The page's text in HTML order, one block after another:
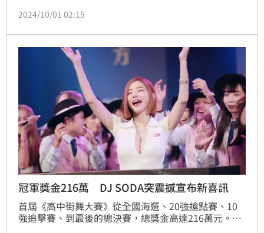
解釋：「在冥冥之中我們的一切都被頻率影響著，我們
振出屬於彼此的情感。」
2024/10/01 02:15
冠軍獎金216萬 DJ SODA突震撼宣布新喜訊
首屆《高中街舞大賽》從全國海選、20強搶點賽、10
強追擊賽、到最後的總決賽，總獎金高達216萬元。還